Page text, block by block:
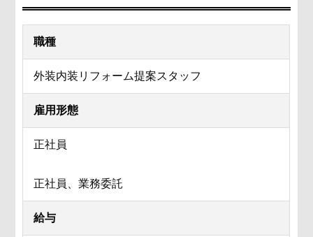
職種
外装内装リフォーム提案スタッフ
雇用形態
正社員
正社員、業務委託
給与